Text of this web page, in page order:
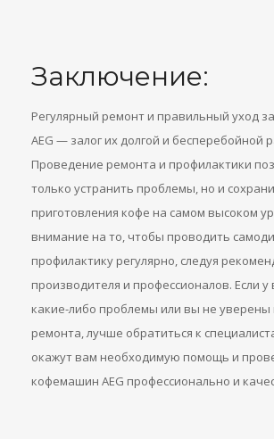
Заключение:
Регулярный ремонт и правильный уход
AEG — залог их долгой и бесперебойной
Проведение ремонта и профилактики
только устранить проблемы, но и
приготовления кофе на самом высоком
внимание на то, чтобы проводить
профилактику регулярно, следуя
производителя и профессионалов. Если у
какие-либо проблемы или вы не уверены
ремонта, лучше обратиться к
окажут вам необходимую помощь и
кофемашин AEG профессионально и